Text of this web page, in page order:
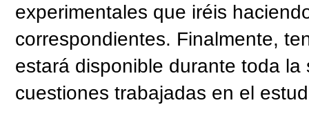
experimentales que iréis
correspondientes. Finalmente,
estará disponible durante toda
cuestiones trabajadas en el